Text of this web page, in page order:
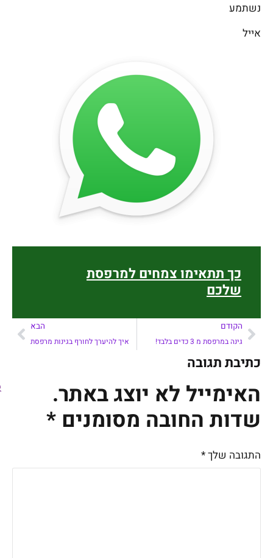
נשתמע
אייל
כך תתאימו צמחים למרפסת
שלכם
הקודם
גינה במרפסת מ 3 כדים בלבד!
הבא
איך להיערך לחורף בגינות מרפסת
כתיבת תגובה
האימייל לא יוצג באתר.
שדות החובה מסומנים*
התגובה שלך*